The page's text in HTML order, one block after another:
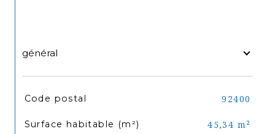
général
TRAD_SIROCCO_Caracteristique
Code postal 92400
Surface habitable (m²) 45,34 m²